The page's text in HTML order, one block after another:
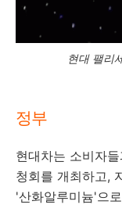
현대 팰리
정부
현대차는 소비자
청회를 개최하고,
'산화알루미늄'으